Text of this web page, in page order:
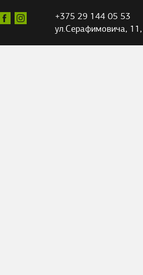
+375 29 144 05 53
ул.Серафимовича,